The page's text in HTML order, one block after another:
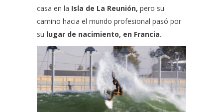
casa en la Isla de La Reunión, pero su
camino hacia el mundo profesional pasó por
su lugar de nacimiento, en Francia.